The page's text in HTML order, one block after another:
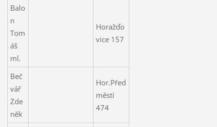
Balo
n
Tom
áš
ml.
Horažďo
vice 157
Beč
vář
Zde
něk
Hor.Před
městí
474